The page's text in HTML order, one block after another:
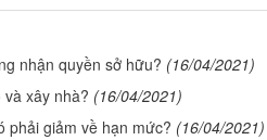
nhận quyền sở hữu? (16/04/2021)
xây nhà? (16/04/2021)
phải giảm về hạn mức? (16/04/2021)